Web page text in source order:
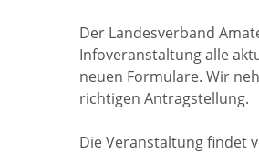
Der Landesverband
Infoveranstaltung alle
neuen Formulare. Wir
richtigen Antragstellung.
Die Veranstaltung findet